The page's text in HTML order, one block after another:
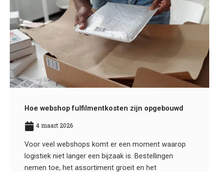
Hoe webshop fulfilmentkosten zijn opgebouwd
4 maart 2026
Voor veel webshops komt er een moment waarop
logistiek niet langer een bijzaak is. Bestellingen
nemen toe, het assortiment groeit en het